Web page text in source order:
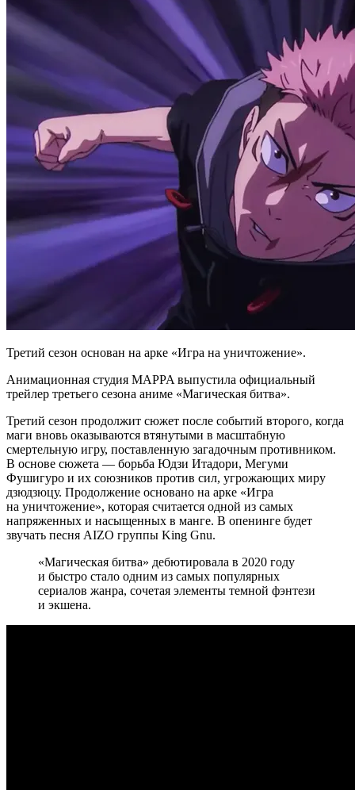
Третий сезон основан на арке «Игра на уничтожение».
Анимационная студия MAPPA выпустила официальный
трейлер третьего сезона аниме «Магическая битва».
Третий сезон продолжит сюжет после событий второго, когда
маги вновь оказываются втянутыми в масштабную
смертельную игру, поставленную загадочным противником.
В основе сюжета — борьба Юдзи Итадори, Мегуми
Фушигуро и их союзников против сил, угрожающих миру
дзюдзюцу. Продолжение основано на арке «Игра
на уничтожение», которая считается одной из самых
напряженных и насыщенных в манге. В опенинге будет
звучать песня AIZO группы King Gnu.
«Магическая битва» дебютировала в 2020 году
и быстро стало одним из самых популярных
сериалов жанра, сочетая элементы темной фэнтези
и экшена.